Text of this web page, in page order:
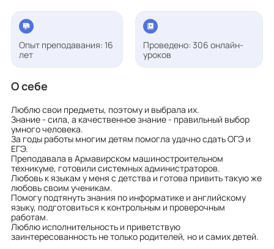
Опыт преподавания: 16
лет
Проведено: 306 онлайн-
уроков
О себе
Люблю свои предметы, поэтому и выбрала их.
Знание - сила, а качественное знание - правильный выбор
умного человека.
За годы работы многим детям помогла удачно сдать ОГЭ и
ЕГЭ.
Преподавала в Армавирском машиностроительном
техникуме, готовили системных администраторов.
Любовь к языкам у меня с детства и готова привить такую же
любовь своим ученикам.
Помогу подтянуть знания по информатике и английскому
языку, подготовиться к контрольным и проверочным
работам.
Люблю исполнительность и приветствую
заинтересованность не только родителей, но и самих детей.